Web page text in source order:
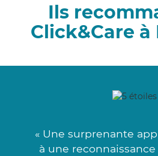
Ils
Click&Care
« Une surprenante
à une